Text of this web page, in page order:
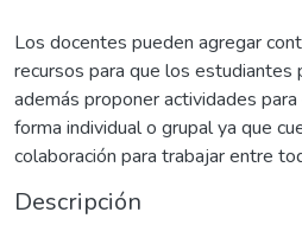
Los docentes pueden agregar
recursos para que los estudiantes
además proponer actividades
forma individual o grupal ya que
colaboración para trabajar entre
Descripción